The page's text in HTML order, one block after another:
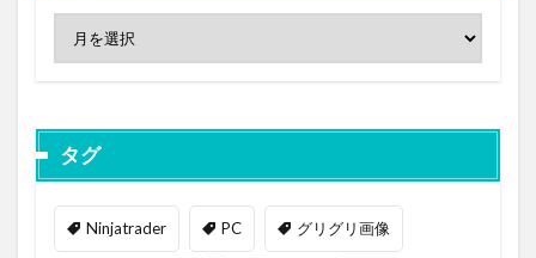
タグ
Ninjatrader PC グリグリ画像